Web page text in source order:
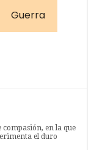
Guerra
en la que
el duro